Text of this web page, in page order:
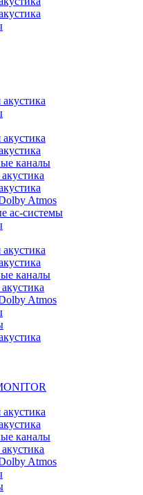
каналы
Atmos
ас-системы
каналы
Atmos
каналы
Atmos